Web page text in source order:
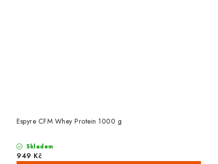
Espyre CFM Whey Protein 1000 g
Skladem
949 Kč